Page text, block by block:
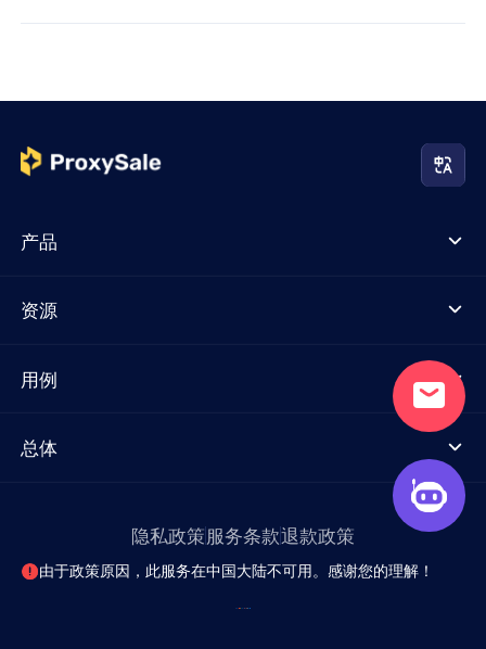
产品
资源
用例
总体
隐私政策服务条款退款政策
由于政策原因，此服务在中国大陆不可用。感谢您的理解！